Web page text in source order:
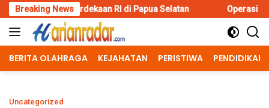
Skip
to
content
Breaking News
RI di Papua Selatan Operasi Kemanusiaan Polres
BERITA OLAHRAGA KEJAHATAN PERISTIWA PENDIDIKAN
Uncategorized